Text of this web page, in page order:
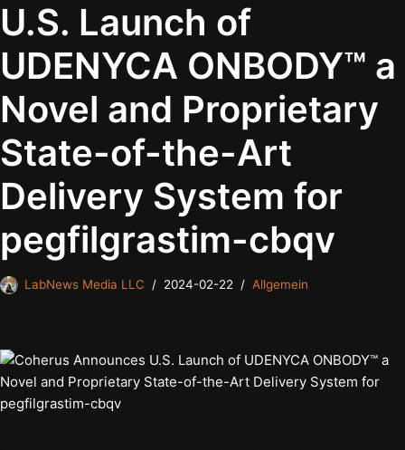
U.S. Launch of
UDENYCA ONBODY™ a
Novel and Proprietary
State-of-the-Art
Delivery System for
pegfilgrastim-cbqv
LabNews Media LLC 2024-02-22 Allgemein